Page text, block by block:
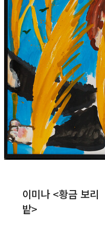
이미나 <황금 보리
밭>